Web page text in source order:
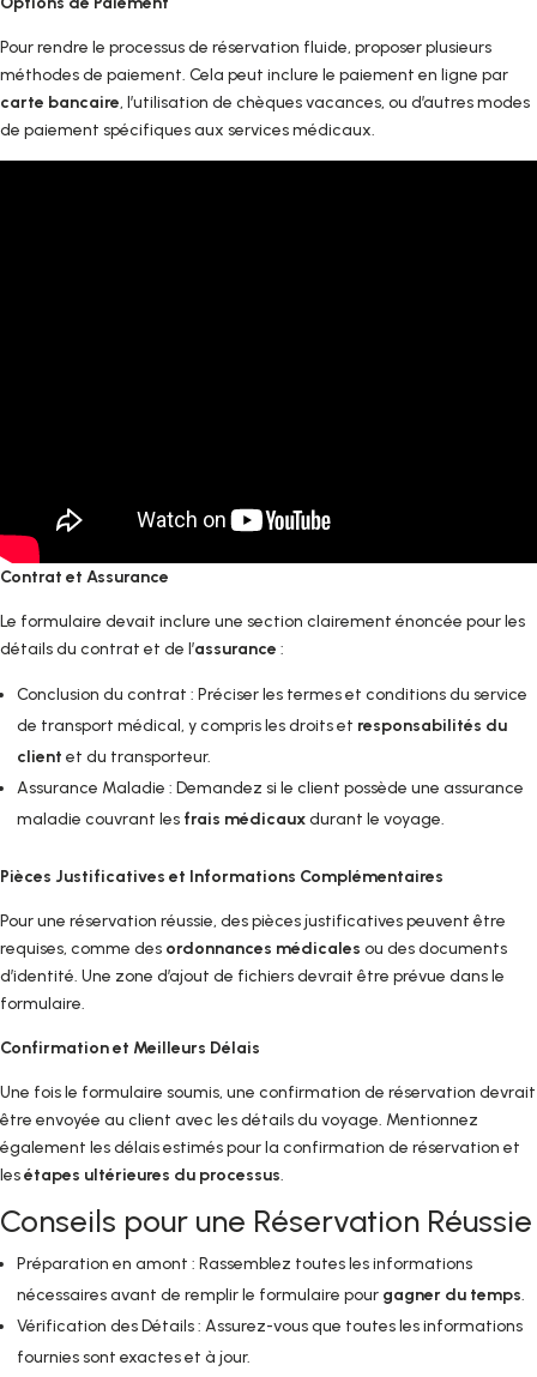
Pour rendre le processus de réservation fluide, proposer plusieurs
méthodes de paiement. Cela peut inclure le paiement en ligne par
carte bancaire, l’utilisation de chèques vacances, ou d’autres modes
de paiement spécifiques aux services médicaux.
Contrat et Assurance
Le formulaire devait inclure une section clairement énoncée pour les
détails du contrat et de l’assurance :
Conclusion du contrat : Préciser les termes et conditions du service
de transport médical, y compris les droits et responsabilités du
client et du transporteur.
Assurance Maladie : Demandez si le client possède une assurance
maladie couvrant les frais médicauxdurant le voyage.
Pièces Justificatives et Informations Complémentaires
Pour une réservation réussie, des pièces justificatives peuvent être
requises, comme des ordonnances médicales ou des documents
d’identité. Une zone d’ajout de fichiers devrait être prévue dans le
formulaire.
Confirmation et Meilleurs Délais
Une fois le formulaire soumis, une confirmation de réservation devrait
être envoyée au client avec les détails du voyage. Mentionnez
également les délais estimés pour la confirmation de réservation et
lesétapes ultérieures du processus.
Conseils pour une Réservation Réussie
Préparation en amont : Rassemblez toutes les informations
nécessaires avant de remplir le formulaire pour gagner du temps.
Vérification des Détails : Assurez-vous que toutes les informations
fournies sont exactes et à jour.